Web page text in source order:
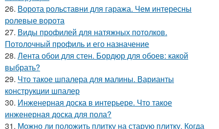
26. Ворота рольставни для гаража. Чем интересны
ролевые ворота
27. Виды профилей для натяжных потолков.
Потолочный профиль и его назначение
28. Лента обои для стен. Бордюр для обоев: какой
выбрать?
29. Что такое шпалера для малины. Варианты
конструкции шпалер
30. Инженерная доска в интерьере. Что такое
инженерная доска для пола?
31. Можно ли положить плитку на старую плитку. Когда